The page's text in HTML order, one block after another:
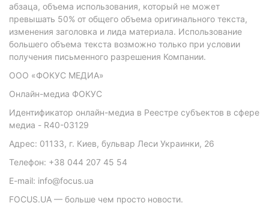
абзаца, объема использования, который не может
превышать 50% от общего объема оригинального текста,
изменения заголовка и лида материала. Использование
большего объема текста возможно только при условии
получения письменного разрешения Компании.
ООО «ФОКУС МЕДИА»
Онлайн-медиа ФОКУС
Идентификатор онлайн-медиа в Реестре субъектов в сфере
медиа - R40-03129
Адрес: 01133, г. Киев, бульвар Леси Украинки, 26
Телефон: +38 044 207 45 54
E-mail: info@focus.ua
FOCUS.UA — больше чем просто новости.